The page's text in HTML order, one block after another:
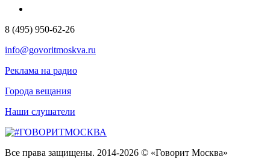
8 (495) 950-62-26
info@govoritmoskva.ru
Реклама на радио
Города вещания
Наши слушатели
Все права защищены. 2014-2026 © «Говорит Москва»